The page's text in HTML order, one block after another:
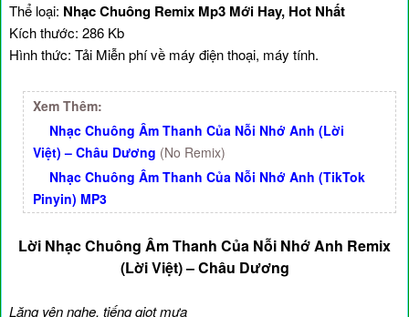
Thể loại: Nhạc Chuông Remix Mp3 Mới Hay, Hot Nhất
Kích thước: 286 Kb
Hình thức: Tải Miễn phí về máy điện thoại, máy tính.
Xem Thêm:
Nhạc Chuông Âm Thanh Của Nỗi Nhớ Anh (Lời
Việt) – Châu Dương (No Remix)
Nhạc Chuông Âm Thanh Của Nỗi Nhớ Anh (TikTok
Pinyin) MP3
Lời Nhạc Chuông Âm Thanh Của Nỗi Nhớ Anh Remix
(Lời Việt) – Châu Dương
Lặng yên nghe, tiếng giọt mưa